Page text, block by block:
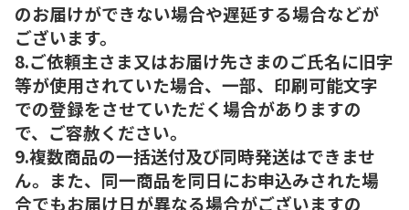
のお届けができない場合や遅延する場合などが
ございます。
8.ご依頼主さま又はお届け先さまのご氏名に旧字
等が使用されていた場合、一部、印刷可能文字
での登録をさせていただく場合がありますの
で、ご容赦ください。
9.複数商品の一括送付及び同時発送はできませ
ん。また、同一商品を同日にお申込みされた場
合でもお届け日が異なる場合がございますの